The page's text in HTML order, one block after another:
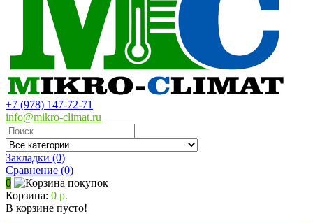
+7 (978) 147-72-71
info@mikro-climat.ru
Закладки (0)
Сравнение (0)
0
Корзина: 0 р.
В корзине пусто!